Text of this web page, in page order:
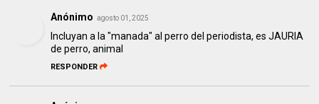
Anónimo agosto 01, 2025
Incluyan a la "manada" al perro del periodista, es JAURIA
de perro, animal
RESPONDER